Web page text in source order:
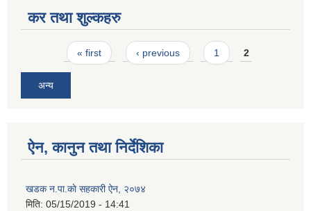
कर तथा शुल्कहरु
Pages« first ‹ previous 1 2
अन्य
ऐन, कानुन तथा निर्देशिका
खडक न.पा.काे सहकारी ऐन, २०७४
मिति: 05/15/2019 - 14:41